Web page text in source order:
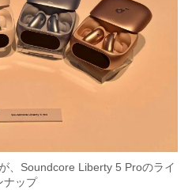
、Soundcore Liberty 5 Proのライ
ナップ